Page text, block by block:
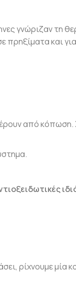
γνώριζαν τη
πρηξίματα και
από κόπωση.
ρίχνουμε μία